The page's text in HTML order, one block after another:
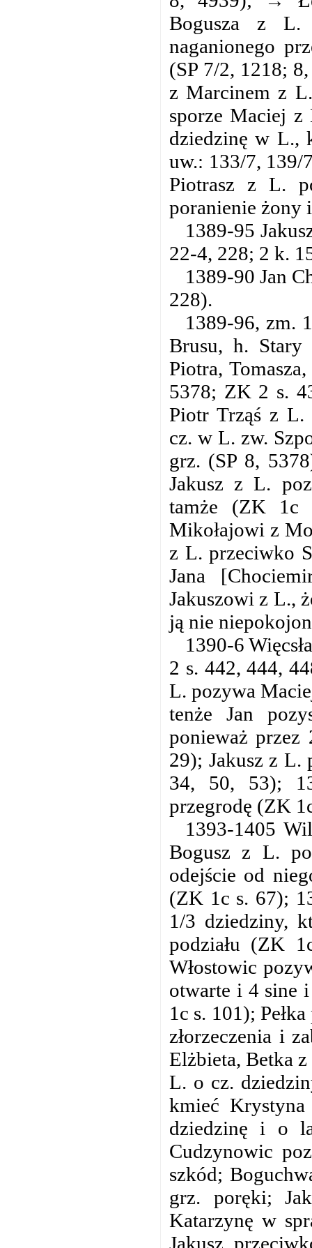
Bogusza z L.
naganionego
(SP 7/2, 1218;
z Marcinem z
sporze Maciej
dziedzinę w L.,
uw.: 133/7, 139/
Piotrasz z L.
poranienie żony
1389-95
22-4, 228; 2 k.
1389-90 Jan
228).
1389-96, zm.
Brusu, h. Stary
Piotra,
5378; ZK 2 s.
Piotr Trząś z L.
cz. w L. zw.
grz. (SP 8,
Jakusz z L.
tamże (ZK
Mikołajowi z
z L. przeciwko
Jana
Jakuszowi z L.,
ją nie
1390-6
2 s. 442, 444,
L. pozywa
tenże Jan
ponieważ
29); Jakusz z L.
34, 50, 53);
przegrodę (ZK
1393-1405
Bogusz z L.
odejście od
(ZK 1c s. 67);
1/3 dziedziny,
podziału (ZK
Włostowic
otwarte i 4 sine
1c s. 101);
złorzeczenia i
Elżbieta, Betka
L. o cz.
kmieć
dziedzinę i o
Cudzynowic
szkód;
grz. poręki;
Katarzynę w
Jakusz